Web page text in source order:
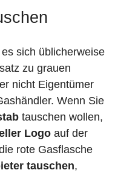
sich üblicherweise
zu grauen
nicht Eigentümer
Wenn Sie
tauschen wollen,
Logo auf der
rote Gasflasche
tauschen,